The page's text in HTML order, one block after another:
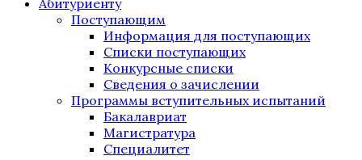
Абитуриенту
Поступающим
Информация для поступающих
Списки поступающих
Конкурсные списки
Сведения о зачислении
Программы вступительных испытаний
Бакалавриат
Магистратура
Специалитет